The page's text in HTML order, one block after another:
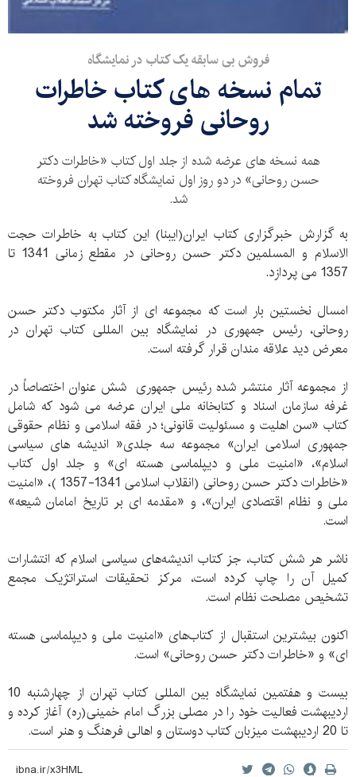
فروش بی سابقه یک کتاب در نمایشگاه
تمام نسخه های کتاب خاطرات
روحانی فروخته شد
همه نسخه های عرضه شده از جلد اول کتاب «خاطرات دکتر
حسن روحانی» در دو روز اول نمایشگاه کتاب تهران فروخته
شد.
به گزارش خبرگزاری کتاب ایران(ایبنا) این کتاب به خاطرات حجت
الاسلام و المسلمین دکتر حسن روحانی در مقطع زمانی 1341 تا
1357 می پردازد.
امسال نخستین بار است که مجموعه ای از آثار مکتوب دکتر حسن
روحانی، رئیس جمهوری در نمایشگاه بین المللی کتاب تهران در
معرض دید علاقه مندان قرار گرفته است.
از مجموعه آثار منتشر شده رئیس جمهوری شش عنوان اختصاصاً در
غرفه سازمان اسناد و کتابخانه ملی ایران عرضه می شود که شامل
کتاب «سن اهلیت و مسئولیت قانونی؛ در فقه اسلامی و نظام حقوقی
جمهوری اسلامی ایران» مجموعه سه جلدی« اندیشه های سیاسی
اسلام»، «امنیت ملی و دیپلماسی هسته ای» و جلد اول کتاب
«خاطرات دکتر حسن روحانی (انقلاب اسلامی 1341-1357 )، «امنیت
ملی و نظام اقتصادی ایران»، و «مقدمه ای بر تاریخ امامان شیعه»
است.
ناشر هر شش کتاب، جز کتاب اندیشه‌های سیاسی اسلام که انتشارات
کمیل آن را چاپ کرده است، مرکز تحقیقات استراتژیک مجمع
تشخیص مصلحت نظام است.
اکنون بیشترین استقبال از کتاب‌های «امنیت ملی و دیپلماسی هسته
ای» و «خاطرات دکتر حسن روحانی» است.
بیست و هفتمین نمایشگاه بین المللی کتاب تهران از چهارشنبه 10
اردیبهشت فعالیت خود را در مصلی بزرگ امام خمینی(ره) آغاز کرده و
تا 20 اردیبهشت میزبان کتاب دوستان و اهالی فرهنگ و هنر است.